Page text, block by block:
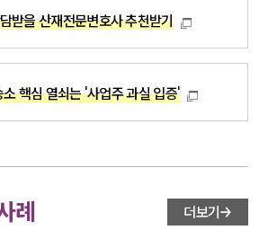
받을 산재전문변호사 추천받기
핵심 열쇠는 '사업주 과실 입증'
례 더보기